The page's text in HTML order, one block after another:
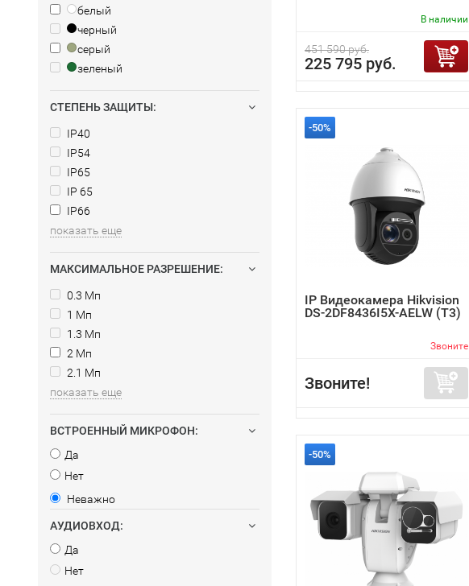
белый
черный
серый
зеленый
СТЕПЕНЬ ЗАЩИТЫ:
IP40
IP54
IP65
IP 65
IP66
показать еще
МАКСИМАЛЬНОЕ РАЗРЕШЕНИЕ:
0.3 Мп
1 Мп
1.3 Мп
2 Мп
2.1 Мп
показать еще
ВСТРОЕННЫЙ МИКРОФОН:
Да
Нет
Неважно
АУДИОВХОД:
Да
Нет
В наличии
451 590 руб.
225 795 руб.
-50%
IP Видеокамера Hikvision
DS-2DF8436I5X-AELW (T3)
Звоните
Звоните!
-50%